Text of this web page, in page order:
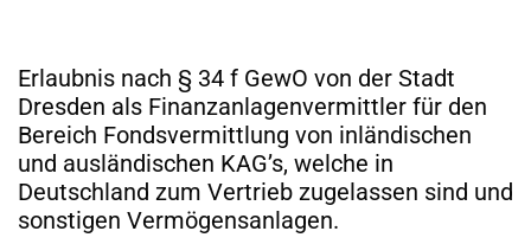
Erlaubnis nach § 34 f GewO von der Stadt
Dresden als Finanzanlagenvermittler für den
Bereich Fondsvermittlung von inländischen
und ausländischen KAG’s, welche in
Deutschland zum Vertrieb zugelassen sind und
sonstigen Vermögensanlagen.